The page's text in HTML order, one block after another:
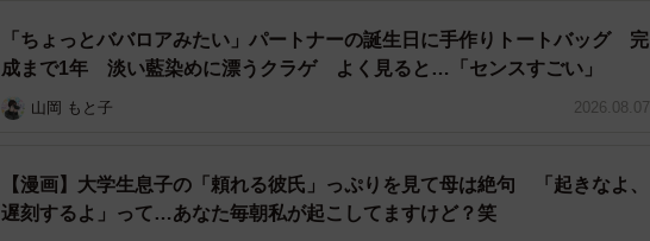
「ちょっとババロアみたい」パートナーの誕生日に手作りトートバッグ 完
成まで1年 淡い藍染めに漂うクラゲ よく見ると…「センスすごい」
山岡 もと子 2026.08.07
【漫画】大学生息子の「頼れる彼氏」っぷりを見て母は絶句 「起きなよ、
遅刻するよ」って…あなた毎朝私が起こしてますけど？笑